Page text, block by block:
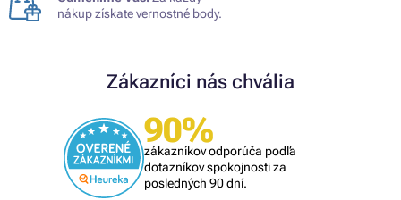
nákup získate vernostné body.
Zákazníci nás chvália
90%
zákazníkov odporúča podľa
dotazníkov spokojnosti za
posledných 90 dní.